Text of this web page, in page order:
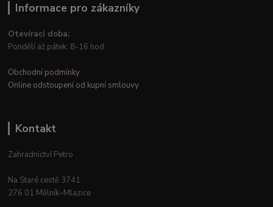
Informace pro zákazníky
Otevírací doba:
Pondělí až pátek: 8-16 hod.
Obchodní podmínky
Online odstoupení od kupní smlouvy
Kontakt
Zahradnictví Petro
Na Staré cestě 3741
276 01 Mělník–Mlazice